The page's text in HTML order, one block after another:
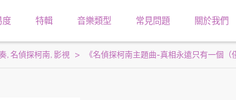
度 特輯 音樂類型 常見問題 關於我們
, 名偵探柯南, 影視 《名偵探柯南主題曲-真相永遠只有一個